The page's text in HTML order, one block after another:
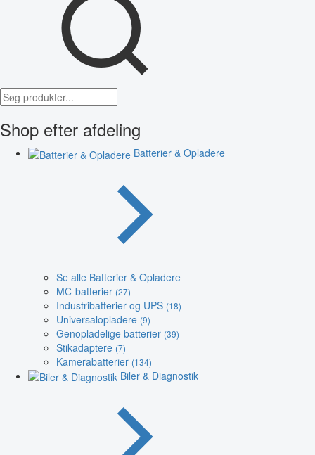
Shop efter afdeling
Batterier & Opladere
Se alle Batterier & Opladere
MC-batterier (27)
Industribatterier og UPS (18)
Universalopladere (9)
Genopladelige batterier (39)
Stikadaptere (7)
Kamerabatterier (134)
Biler & Diagnostik